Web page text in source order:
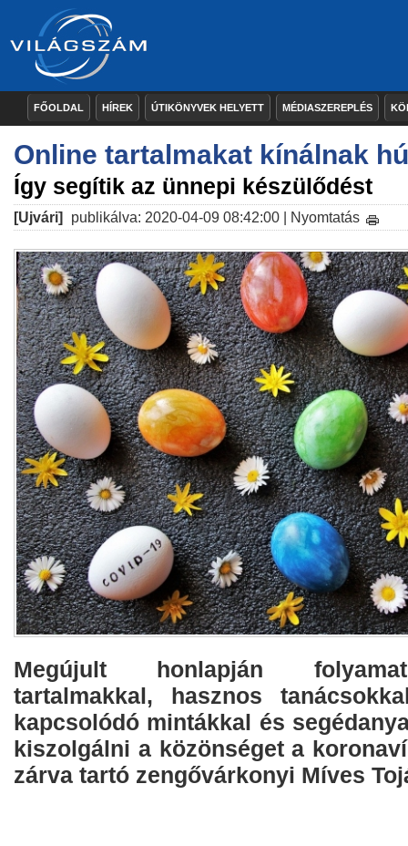
FŐOLDAL HÍREK ÚTIKÖNYVEK HELYETT MÉDIASZEREPLÉS
Online tartalmakat kínálnak
Így segítik az ünnepi készülődést
[Ujvári] publikálva: 2020-04-09 08:42:00 | Nyomtatás
Megújult honlapján
tartalmakkal, hasznos
kapcsolódó mintákkal és
kiszolgálni a közönséget a
zárva tartó zengővárkonyi Míves